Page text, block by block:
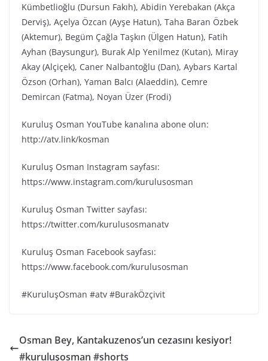
Kümbetlioğlu (Dursun Fakıh), Abidin Yerebakan (Akça
Derviş), Açelya Özcan (Ayşe Hatun), Taha Baran Özbek
(Aktemur), Begüm Çağla Taşkın (Ülgen Hatun), Fatih
Ayhan (Baysungur), Burak Alp Yenilmez (Kutan), Miray
Akay (Alçiçek), Caner Nalbantoğlu (Dan), Aybars Kartal
Özson (Orhan), Yaman Balcı (Alaeddin), Cemre
Demircan (Fatma), Noyan Üzer (Frodi)
Kuruluş Osman YouTube kanalına abone olun:
http://atv.link/kosman
Kuruluş Osman Instagram sayfası:
https://www.instagram.com/kurulusosman
Kuruluş Osman Twitter sayfası:
https://twitter.com/kurulusosmanatv
Kuruluş Osman Facebook sayfası:
https://www.facebook.com/kurulusosman
#KuruluşOsman #atv #BurakÖzçivit
Osman Bey, Kantakuzenos’un cezasını kesiyor!
#kuruluşosman #shorts